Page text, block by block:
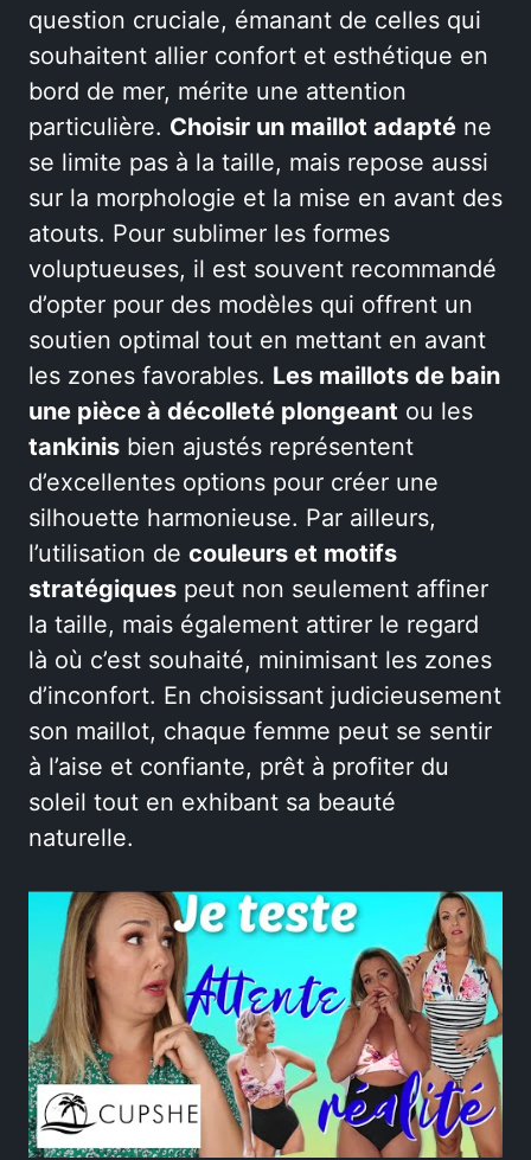
question cruciale, émanant de celles qui
souhaitent allier confort et esthétique en
bord de mer, mérite une attention
particulière. Choisir un maillot adapté ne
se limite pas à la taille, mais repose aussi
sur la morphologie et la mise en avant des
atouts. Pour sublimer les formes
voluptueuses, il est souvent recommandé
d’opter pour des modèles qui offrent un
soutien optimal tout en mettant en avant
les zones favorables. Les maillots de bain
une pièce à décolleté plongeant ou les
tankinis bien ajustés représentent
d’excellentes options pour créer une
silhouette harmonieuse. Par ailleurs,
l’utilisation de couleurs et motifs
stratégiques peut non seulement affiner
la taille, mais également attirer le regard
là où c’est souhaité, minimisant les zones
d’inconfort. En choisissant judicieusement
son maillot, chaque femme peut se sentir
à l’aise et confiante, prêt à profiter du
soleil tout en exhibant sa beauté
naturelle.